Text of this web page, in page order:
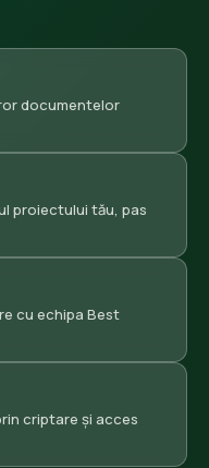
documentelor
proiectului tău, pas
cu echipa Best
criptare și acces